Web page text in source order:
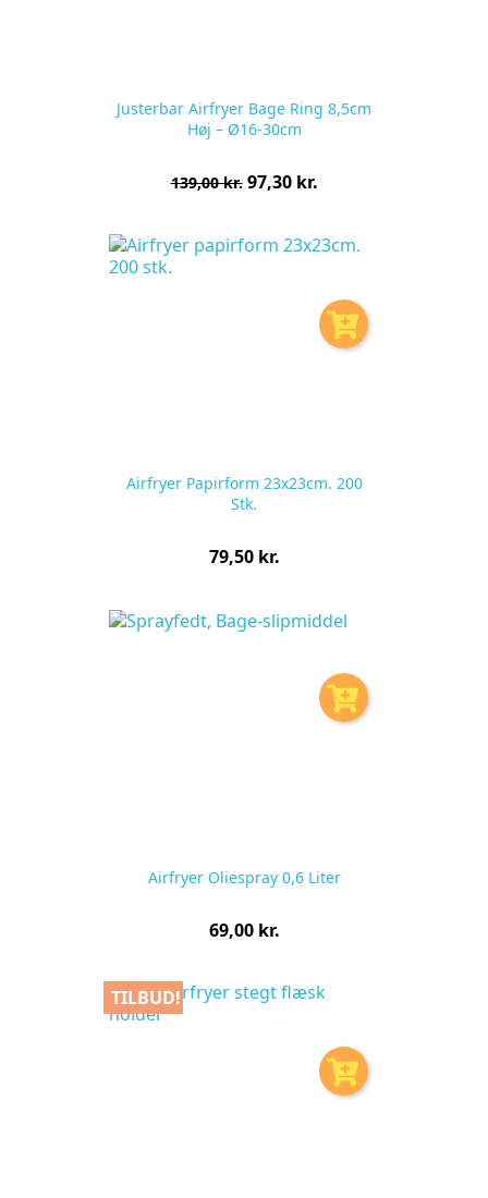
Justerbar Airfryer Bage Ring 8,5cm
Høj – Ø16-30cm
Normalpris
139,00 kr. Pris
97,30 kr.
Airfryer Papirform 23x23cm. 200
Stk.
Pris
79,50 kr.
Airfryer Oliespray 0,6 Liter
Pris
69,00 kr.
TILBUD!